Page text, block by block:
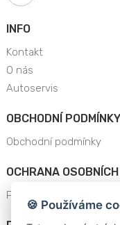
INFO
Kontakt
O nás
Autoservis
OBCHODNÍ
Obchodní podmínky
OCHRANA
Prohlášení o ochraně
🍪 Používáme